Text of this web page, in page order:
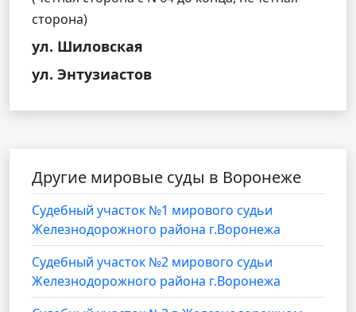
сторона)
ул. Шиловская
ул. Энтузиастов
Другие мировые суды в Воронеже
Судебный участок №1 мирового судьи
Железнодорожного района г.Воронежа
Судебный участок №2 мирового судьи
Железнодорожного района г.Воронежа